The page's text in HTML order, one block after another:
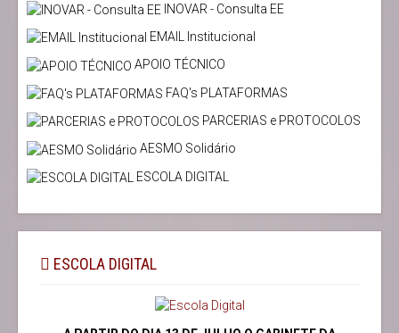
INOVAR - Consulta EE
EMAIL Institucional
APOIO TÉCNICO
FAQ's PLATAFORMAS
PARCERIAS e PROTOCOLOS
AESMO Solidário
ESCOLA DIGITAL
ESCOLA DIGITAL